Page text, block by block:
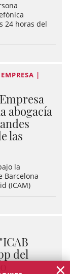
24 horas del
|
abogacía
las
la
Barcelona
(ICAM)
del